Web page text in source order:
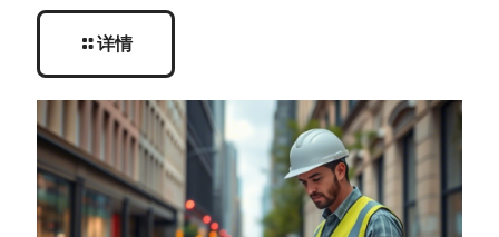
详情